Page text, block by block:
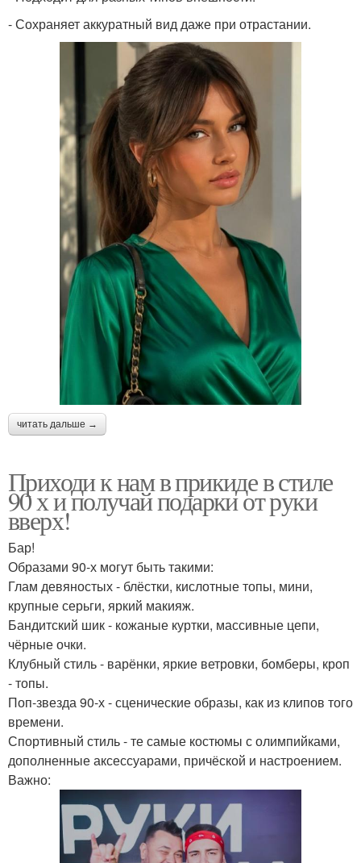
- Сохраняет аккуратный вид даже при отрастании.
читать дальше →
Приходи к нам в прикиде в стиле
90 х и получай подарки от руки
вверх!
Бар!
Образами 90-х могут быть такими:
Глам девяностых - блёстки, кислотные топы, мини,
крупные серьги, яркий макияж.
Бандитский шик - кожаные куртки, массивные цепи,
чёрные очки.
Клубный стиль - варёнки, яркие ветровки, бомберы, кроп
- топы.
Поп-звезда 90-х - сценические образы, как из клипов того
времени.
Спортивный стиль - те самые костюмы с олимпийками,
дополненные аксессуарами, причёской и настроением.
Важно: